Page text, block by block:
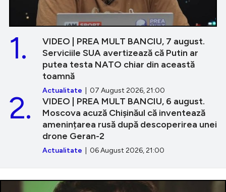
VIDEO | PREA MULT BANCIU, 7 august.
Serviciile SUA avertizează că Putin ar
putea testa NATO chiar din această
toamnă
Actualitate | 07 August 2026, 21:00
1.
VIDEO | PREA MULT BANCIU, 6 august.
Moscova acuză Chișinăul că inventează
amenințarea rusă după descoperirea unei
drone Geran-2
Actualitate | 06 August 2026, 21:00
2.